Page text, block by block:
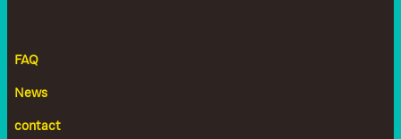
FAQ
News
contact